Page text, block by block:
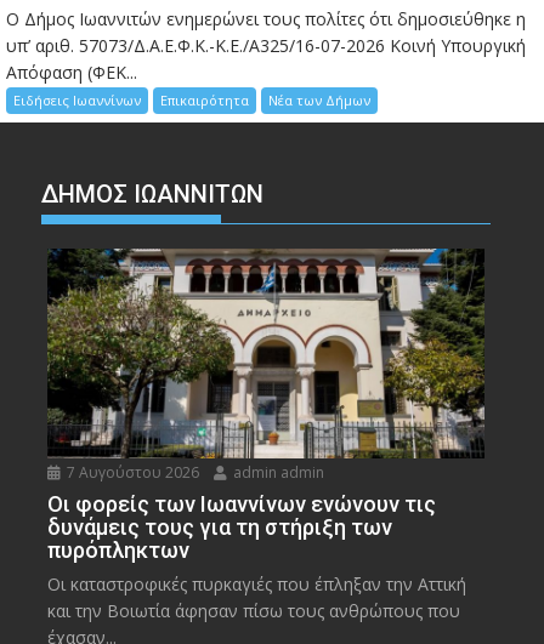
Ο Δήμος Ιωαννιτών ενημερώνει τους πολίτες ότι δημοσιεύθηκε η
υπ’ αριθ. 57073/Δ.Α.Ε.Φ.Κ.-Κ.Ε./Α325/16-07-2026 Κοινή Υπουργική
Απόφαση (ΦΕΚ...
Ειδήσεις Ιωαννίνων Επικαιρότητα Νέα των Δήμων
ΔΗΜΟΣ ΙΩΑΝΝΙΤΩΝ
7 Αυγούστου 2026 admin admin
Οι φορείς των Ιωαννίνων ενώνουν τις
δυνάμεις τους για τη στήριξη των
πυρόπληκτων
Οι καταστροφικές πυρκαγιές που έπληξαν την Αττική
και την Bοιωτία άφησαν πίσω τους ανθρώπους που
έχασαν...